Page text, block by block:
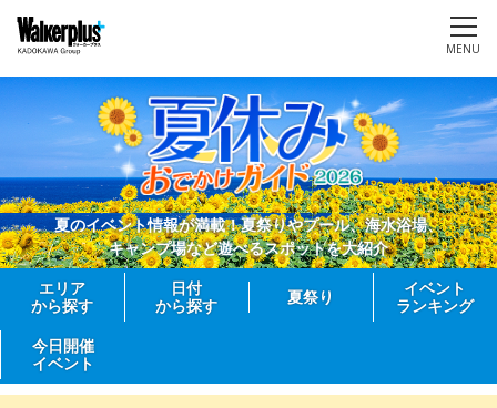
MENU
夏のイベント情報が満載！夏祭りやプール、海水浴場、
キャンプ場など遊べるスポットを大紹介
エリア
から探す
日付
から探す
夏祭り
イベント
ランキング
今日開催
イベント